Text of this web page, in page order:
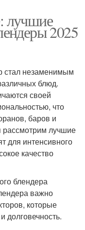
лучшие
2025
стал незаменимым
блюд.
своей
что
баров и
рассмотрим лучшие
для интенсивного
качество
блендера
важно
которые
долговечность.